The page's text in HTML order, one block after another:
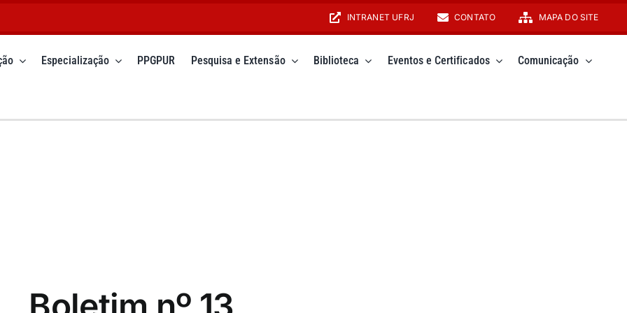
INTRANET UFRJ CONTATO MAPA DO SITE
Especialização PPGPUR Pesquisa e Extensão Biblioteca Eventos e Certificados Comunicação